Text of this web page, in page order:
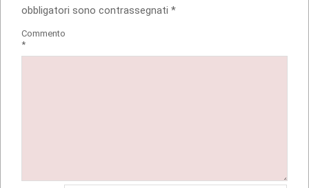
obbligatori sono contrassegnati *
Commento
*